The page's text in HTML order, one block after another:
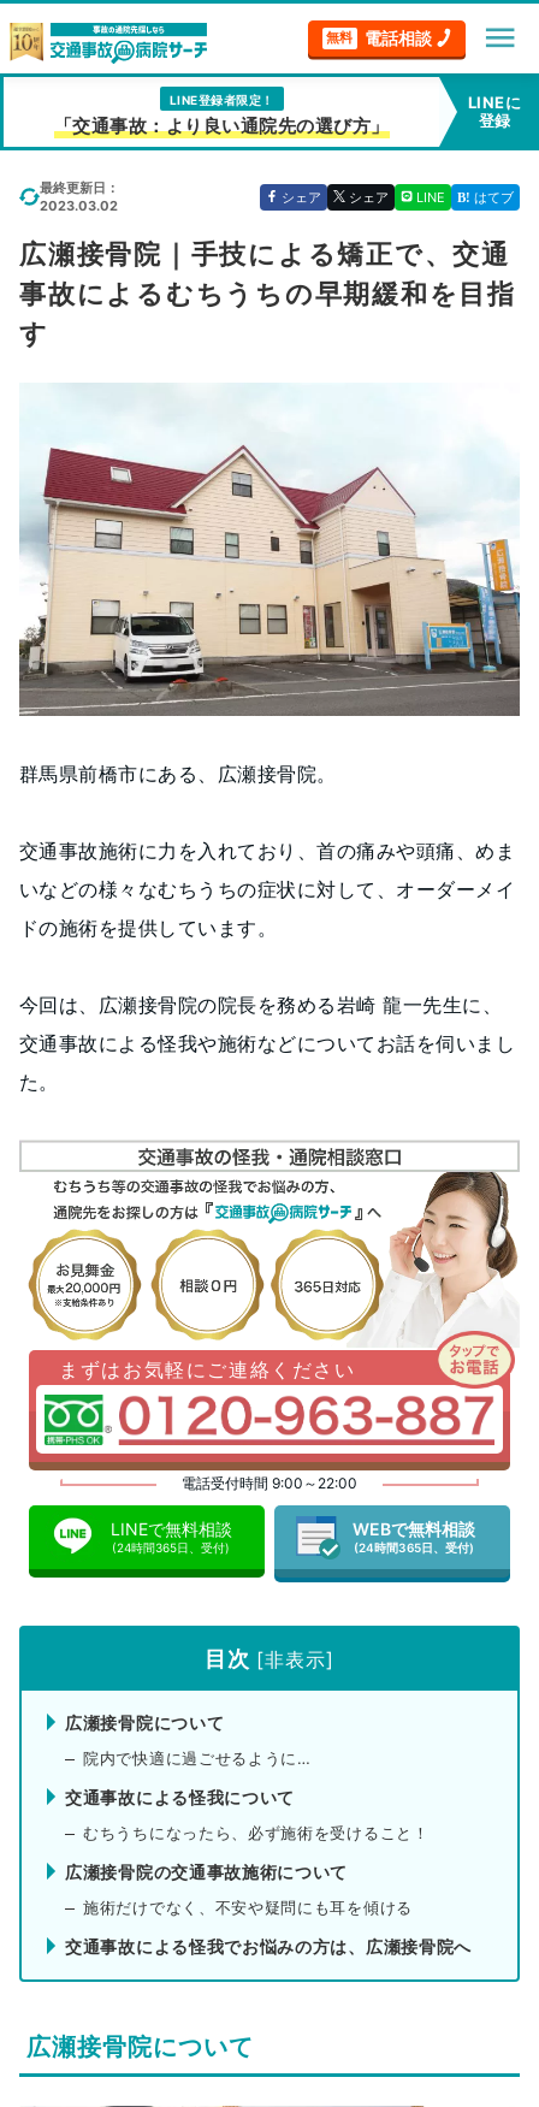
無料 電話相談 menu
LINE登録者限定！
「交通事故：より良い通院先の選び方」
LINEに
登録
最終更新日：
2023.03.02
シェア シェア LINE はてブ
広瀬接骨院｜手技による矯正で、交通
事故によるむちうちの早期緩和を目指
す
群馬県前橋市にある、広瀬接骨院。
交通事故施術に力を入れており、首の痛みや頭痛、めま
いなどの様々なむちうちの症状に対して、オーダーメイ
ドの施術を提供しています。
今回は、広瀬接骨院の院長を務める岩崎 龍一先生に、
交通事故による怪我や施術などについてお話を伺いまし
た。
まずはお気軽にご連絡ください
電話受付時間 9:00～22:00
LINEで無料相談
(24時間365日、受付)
WEBで無料相談
(24時間365日、受付)
目次 [非表示]
広瀬接骨院について
院内で快適に過ごせるように…
交通事故による怪我について
むちうちになったら、必ず施術を受けること！
広瀬接骨院の交通事故施術について
施術だけでなく、不安や疑問にも耳を傾ける
交通事故による怪我でお悩みの方は、広瀬接骨院へ
広瀬接骨院について